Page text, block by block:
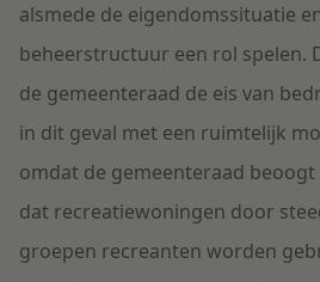
alsmede de eigendomssituatie
beheerstructuur een rol spelen.
de gemeenteraad de eis van
in dit geval met een ruimtelijk
omdat de gemeenteraad
dat recreatiewoningen door
groepen recreanten worden